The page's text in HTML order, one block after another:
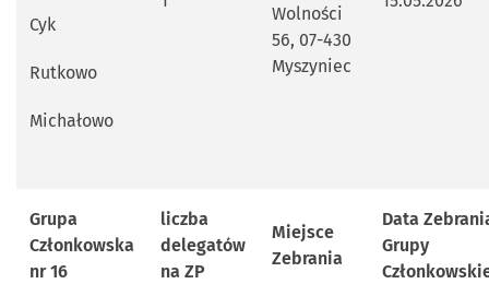
Cyk
Rutkowo
Michałowo
Wolności
56, 07-430
Myszyniec
Grupa
Członkowska
nr 16
liczba
delegatów
na ZP
Miejsce
Zebrania
Data
Grupy